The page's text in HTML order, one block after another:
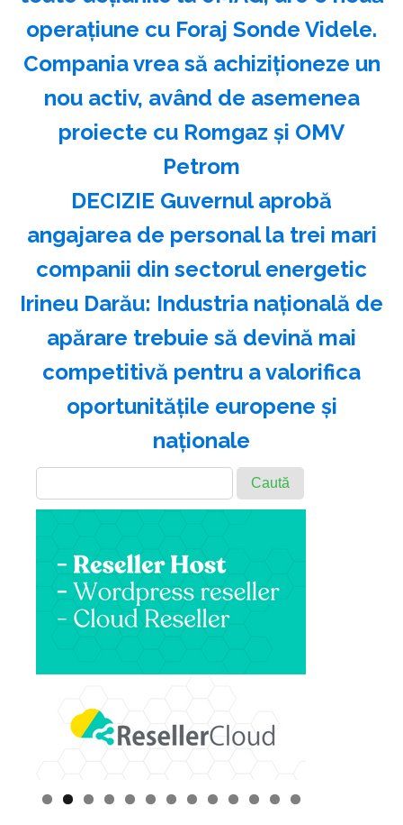
operațiune cu Foraj Sonde Videle.
Compania vrea să achiziționeze un
nou activ, având de asemenea
proiecte cu Romgaz și OMV
Petrom
DECIZIE Guvernul aprobă
angajarea de personal la trei mari
companii din sectorul energetic
Irineu Darău: Industria naţională de
apărare trebuie să devină mai
competitivă pentru a valorifica
oportunităţile europene şi
naţionale